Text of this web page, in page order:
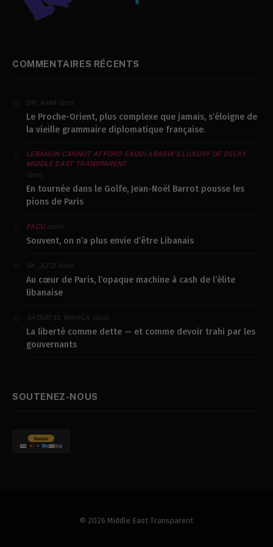
COMMENTAIRES RÉCENTS
DR. AHM dans
Le Proche-Orient, plus complexe que jamais, s’éloigne de
la vieille grammaire diplomatique française.
LEBANON CANNOT AFFORD SAUDI ARABIA’S LUXURY OF DELAY -
MIDDLE EAST TRANSPARENT
dans
En tournée dans le Golfe, Jean-Noël Barrot pousse les
pions de Paris
FACUdans
Souvent, on n’a plus envie d’être Libanais
SK_AZZIdans
Au cœur de Paris, l’opaque machine à cash de l’élite
libanaise
SAOUD EL MAWLA dans
La liberté comme dette — et comme devoir trahi par les
gouvernants
SOUTENEZ-NOUS
© 2026 Middle East Transparent